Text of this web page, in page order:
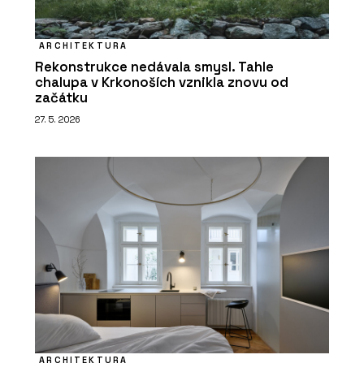
ARCHITEKTURA
Rekonstrukce nedávala smysl. Tahle
chalupa v Krkonoších vznikla znovu od
začátku
27. 5. 2026
ARCHITEKTURA